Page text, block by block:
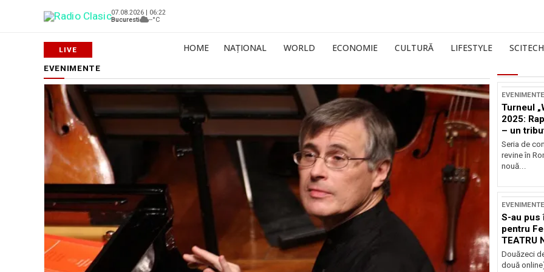
07.08.2026 | 06:22
Bucuresti
--°C
HOME NAȚIONAL WORLD ECONOMIE CULTURĂ LIFESTYLE SCITECH
EVENIMENTE
EVENIMENTE
Turneul
2025:
– un
și
Seria de
revine în
nouă...
EVENIMENTE
S-au pus
pentru
TEATRU
Douăzeci
două